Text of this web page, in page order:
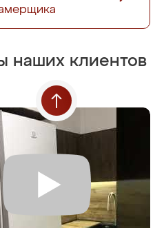
наших клиентов